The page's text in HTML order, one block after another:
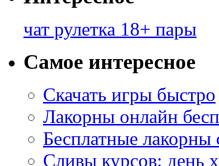
чат рулетка 18+ пары
Самое интересное
Скачать игры быстро
Лакорны онлайн
Бесплатные лакорны
Сливы курсов: день